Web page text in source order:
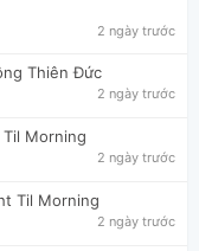
2 ngày trước
Thiên Đức
2 ngày trước
Morning
2 ngày trước
Til Morning
2 ngày trước